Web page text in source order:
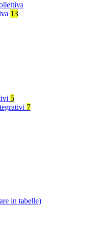
13
5
7
in tabelle)